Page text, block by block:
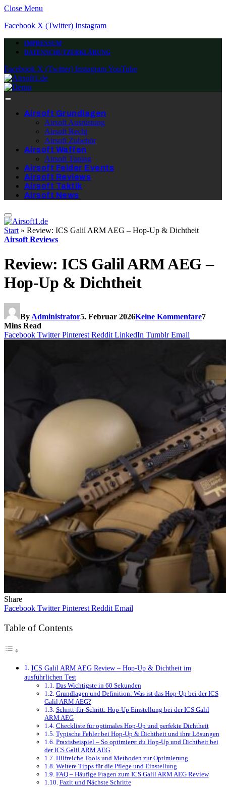
Close Menu
Facebook X (Twitter) Instagram
IMPRESSUM
DATENSCHUTZERKLÄRUNG
Facebook X (Twitter) InstagramYouTube
Airsoft Grundlagen
Airsoft Ausrüstung
Airsoft Recht
Airsoft Zubehör
Airsoft Waffen
Airsoft Tuning
Airsoft Felder Events
Airsoft Reviews
Airsoft Taktik
Airsoft News
Start » Review: ICS Galil ARM AEG – Hop-Up & Dichtheit
Airsoft Reviews
Review: ICS Galil ARM AEG –
Hop-Up & Dichtheit
By Administrator5. Februar 2026Keine Kommentare7
Mins Read
Facebook Twitter Pinterest Reddit LinkedIn Tumblr Email
Share
Facebook Twitter Pinterest Reddit Email
Table of Contents
ICS Galil ARM AEG Review – Hop-Up & Dichtheit im
ausführlichen Test
Das Wichtigste in 60 Sekunden
Grundlagen und Definition: Was ist das Hop-Up bei der ICS
Galil ARM AEG?
Schritt-für-Schritt: Hop-Up Einstellung bei der ICS Galil
ARM AEG
Checkliste für optimales Hop-Up und perfekte Dichtheit
Typische Fehler bei Hop-Up & Dichtheit und ihre Lösungen
Praxisbeispiel – So optimierst du Hop-Up und Dichtheit bei
der ICS Galil ARM AEG
Hilfreiche Tools und Methoden zur Optimierung
Weitere Tipps für die Pflege und Einstellung
FAQ – Häufige Fragen zum ICS Galil ARM AEG Review
Fazit und Nächste Schritte